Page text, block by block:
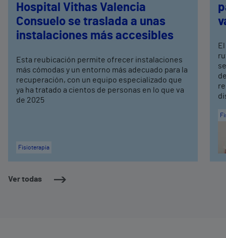
Ver todas
Hospital Vithas Valencia
Consuelo se traslada a unas
instalaciones más accesibles
Esta reubicación permite ofrecer instalaciones
más cómodas y un entorno más adecuado para la
recuperación, con un equipo especializado que
ya ha tratado a cientos de personas en lo que va
de 2025
Fisioterapia